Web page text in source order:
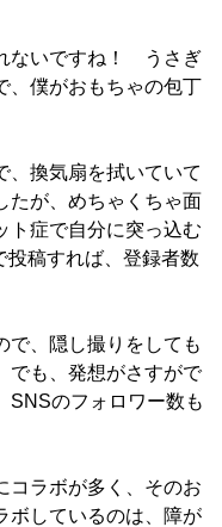
ないですね！ うさぎ
、僕がおもちゃの包丁
、換気扇を拭いていて
たが、めちゃくちゃ面
症で自分に突っ込む
投稿すれば、登録者数
で、隠し撮りをしても
でも、発想がさすがで
SNSのフォロワー数も
コラボが多く、そのお
ボしているのは、障が